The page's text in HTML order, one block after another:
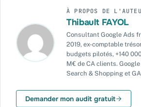
Ce qu'il faut retenir
Besoin d'un cadre plus solide ?
J'interviens partout en France, en visio ou
Sur le même sujet
À PROPOS DE
Thibault FAYOL
Consultant Google Ads
2019, ex-comptable
budgets pilotés, +140
M€ de CA clients.
Search & Shopping et
Demander mon audit gratuit